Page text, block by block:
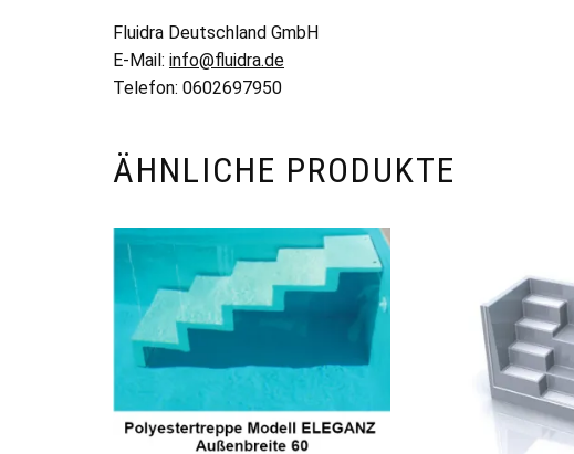
Fluidra Deutschland GmbH
E-Mail: info@fluidra.de
Telefon: 0602697950
ÄHNLICHE PRODUKTE